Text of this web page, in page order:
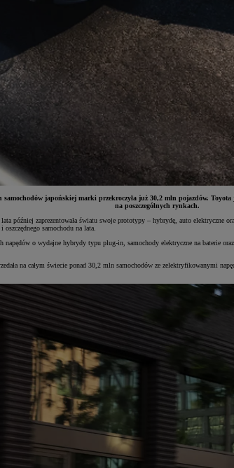
japońskiej marki przekroczyła już 30,2 mln pojazdów.
na poszczególnych rynkach.
zaprezentowała światu swoje prototypy – hybrydę, auto elektryczne
samochodu na lata.
o wydajne hybrydy typu plug-in, samochody elektryczne na baterie
na całym świecie ponad 30,2 mln samochodów ze zelektryfikowanymi